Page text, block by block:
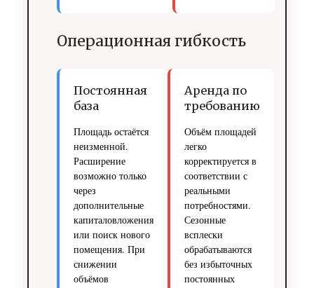
Операционная гибкость
Постоянная
база
Площадь остаётся
неизменной.
Расширение
возможно только
через
дополнительные
капиталовложения
или поиск нового
помещения. При
снижении
объёмов
Аренда по
требованию
Объём площадей
легко
корректируется в
соответствии с
реальными
потребностями.
Сезонные
всплески
обрабатываются
без избыточных
постоянных